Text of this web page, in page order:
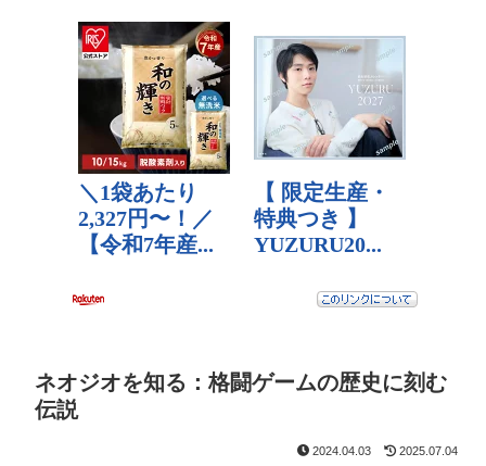
ネオジオを知る：格闘ゲームの歴史に刻む
伝説
2024.04.03 2025.07.04